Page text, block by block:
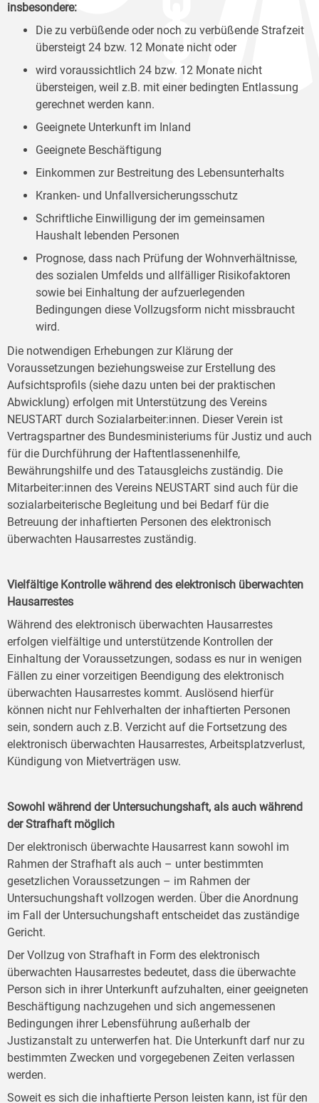
insbesondere:
Die zu verbüßende oder noch zu verbüßende Strafzeit
übersteigt 24 bzw. 12 Monate nicht oder
wird voraussichtlich 24 bzw. 12 Monate nicht
übersteigen, weil z.B. mit einer bedingten Entlassung
gerechnet werden kann.
Geeignete Unterkunft im Inland
Geeignete Beschäftigung
Einkommen zur Bestreitung des Lebensunterhalts
Kranken- und Unfallversicherungsschutz
Schriftliche Einwilligung der im gemeinsamen
Haushalt lebenden Personen
Prognose, dass nach Prüfung der Wohnverhältnisse,
des sozialen Umfelds und allfälliger Risikofaktoren
sowie bei Einhaltung der aufzuerlegenden
Bedingungen diese Vollzugsform nicht missbraucht
wird.
Die notwendigen Erhebungen zur Klärung der
Voraussetzungen beziehungsweise zur Erstellung des
Aufsichtsprofils (siehe dazu unten bei der praktischen
Abwicklung) erfolgen mit Unterstützung des Vereins
NEUSTART durch Sozialarbeiter:innen. Dieser Verein ist
Vertragspartner des Bundesministeriums für Justiz und auch
für die Durchführung der Haftentlassenenhilfe,
Bewährungshilfe und des Tatausgleichs zuständig. Die
Mitarbeiter:innen des Vereins NEUSTART sind auch für die
sozialarbeiterische Begleitung und bei Bedarf für die
Betreuung der inhaftierten Personen des elektronisch
überwachten Hausarrestes zuständig.
Vielfältige Kontrolle während des elektronisch überwachten
Hausarrestes
Während des elektronisch überwachten Hausarrestes
erfolgen vielfältige und unterstützende Kontrollen der
Einhaltung der Voraussetzungen, sodass es nur in wenigen
Fällen zu einer vorzeitigen Beendigung des elektronisch
überwachten Hausarrestes kommt. Auslösend hierfür
können nicht nur Fehlverhalten der inhaftierten Personen
sein, sondern auch z.B. Verzicht auf die Fortsetzung des
elektronisch überwachten Hausarrestes, Arbeitsplatzverlust,
Kündigung von Mietverträgen usw.
Sowohl während der Untersuchungshaft, als auch während
der Strafhaft möglich
Der elektronisch überwachte Hausarrest kann sowohl im
Rahmen der Strafhaft als auch – unter bestimmten
gesetzlichen Voraussetzungen – im Rahmen der
Untersuchungshaft vollzogen werden. Über die Anordnung
im Fall der Untersuchungshaft entscheidet das zuständige
Gericht.
Der Vollzug von Strafhaft in Form des elektronisch
überwachten Hausarrestes bedeutet, dass die überwachte
Person sich in ihrer Unterkunft aufzuhalten, einer geeigneten
Beschäftigung nachzugehen und sich angemessenen
Bedingungen ihrer Lebensführung außerhalb der
Justizanstalt zu unterwerfen hat. Die Unterkunft darf nur zu
bestimmten Zwecken und vorgegebenen Zeiten verlassen
werden.
Soweit es sich die inhaftierte Person leisten kann, ist für den